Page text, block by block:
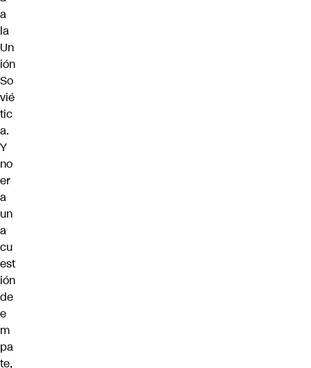
a
la
Un
ión
So
vié
tic
a.
Y
no
er
a
un
a
cu
est
ión
de
e
m
pa
te,